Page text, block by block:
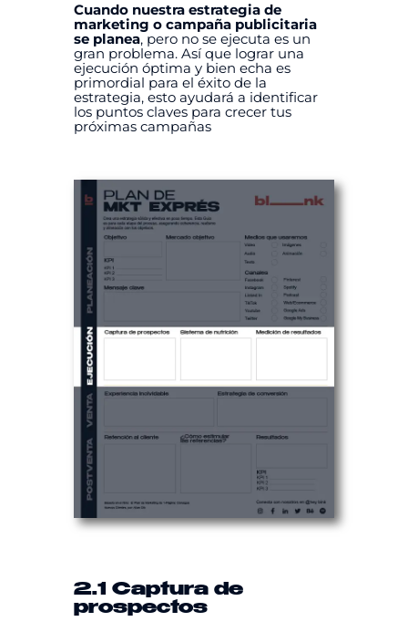
Cuando nuestra estrategia de
marketing o campaña publicitaria
se planea, pero no se ejecuta es un
gran problema. Así que lograr una
ejecución óptima y bien echa es
primordial para el éxito de la
estrategia, esto ayudará a identificar
los puntos claves para crecer tus
próximas campañas
2.1 Captura de
prospectos